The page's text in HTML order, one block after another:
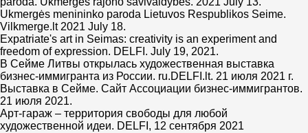
Ukmergės menininko paroda Lietuvos Respublikos Seime.
Vilkmerge.lt 2021 July 18.
Expatriate's art in Seimas: creativity is an experiment and
freedom of expression. DELFI. July 19, 2021.
В Сейме Литвы открылась художественная выставка
бизнес-иммигранта из России. ru.DELFI.lt. 21 июля 2021 г.
Выставка в Сейме. Сайт Ассоциации бизнес-иммигрантов.
21 июля 2021.
Арт-гараж – территория свободы для любой
художественной идеи. DELFI, 12 сентября 2021